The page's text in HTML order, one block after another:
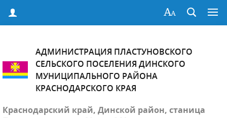
АДМИНИСТРАЦИЯ ПЛАСТУНОВСКОГО
СЕЛЬСКОГО ПОСЕЛЕНИЯ ДИНСКОГО
МУНИЦИПАЛЬНОГО РАЙОНА
КРАСНОДАРСКОГО КРАЯ
Краснодарский край, Динской район, станица